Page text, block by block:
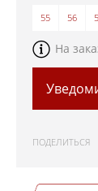
55
56
На
ПОДЕЛИТЬСЯ